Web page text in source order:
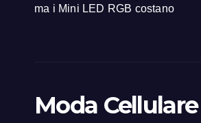
ma i Mini LED RGB costano
Moda Cellulare